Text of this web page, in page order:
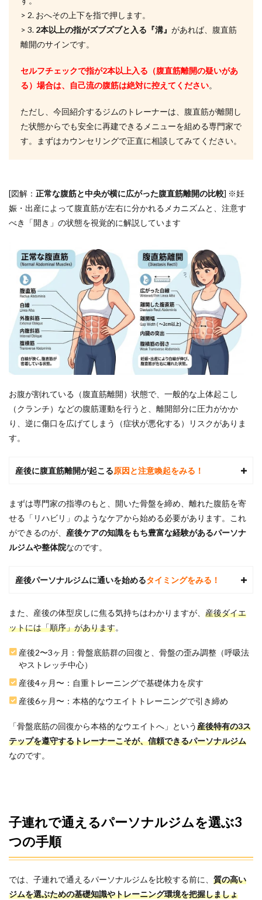
んの
預け
先や
ジム
の対
確認
する
手順
3：産
後の
体型
認す
る
4
の子
連れ
で通
える
パー
ソナ
ルジ
ムの
総額
比較
（総
額安
順）
当サ
自由
が丘
連れ
で通
える
パー
ルジ
めラ
TOP6
5.1
1位：
SUPERBODY
自由が丘｜
事サポート
を子連れで
受けられる
5.2
2位：
自由
レー
ナー
指導
で受
けら
れる
> 2. おへその上下を指で押します。
> 3. 2本以上の指がズブズブと入る『溝』 があれば、腹直筋
離開のサインです。
セルフチェックで指が2本以上入る（腹直筋離開の疑いがあ
る）場合は、
自己流の腹筋は絶対に控えてください。
ただし、今回紹介するジムのトレーナーは、腹直筋が離開し
た状態からでも安全に再建できるメニューを組める専門家で
す。まずはカウンセリングで正直に相談してみてください。
[図解： 正常な腹筋と中央が横に広がった腹直筋離開の比較] ※妊
娠・出産によって腹直筋が左右に分かれるメカニズムと、注意す
べき「開き」の状態を視覚的に解説しています
お腹が割れている（腹直筋離開）状態で、一般的な上体起こし
（クランチ）などの腹筋運動を行うと、離開部分に圧力がかか
り、逆に傷口を広げてしまう（症状が悪化する）リスクがありま
す。
産後に腹直筋離開が起こる原因と注意喚起をみる！
まずは専門家の指導のもと、開いた骨盤を締め、離れた腹筋を寄
せる「リハビリ」のようなケアから始める必要があります。これ
ができるのが、 産後ケアの知識をもち豊富な経験があるパーソナ
ルジムや整体院なのです。
産後パーソナルジムに通いを始めるタイミングをみる！
また、産後の体型戻しに焦る気持ちはわかりますが、 産後ダイエ
ットには「順序」があります。
産後2〜3ヶ月：骨盤底筋群の回復と、骨盤の歪み調整（呼吸法
やストレッチ中心）
産後4ヶ月〜：自重トレーニングで基礎体力を戻す
産後6ヶ月〜：本格的なウエイトトレーニングで引き締め
「骨盤底筋の回復から本格的なウエイトへ」という産後特有の3ス
テップを遵守するトレーナーこそが、信頼できるパーソナルジム
なのです。
子連れで通えるパーソナルジムを選ぶ3
つの手順
では、子連れで通えるパーソナルジムを比較する前に、 質の高い
ジムを選ぶための基礎知識やトレーニング環境を把握しましょ